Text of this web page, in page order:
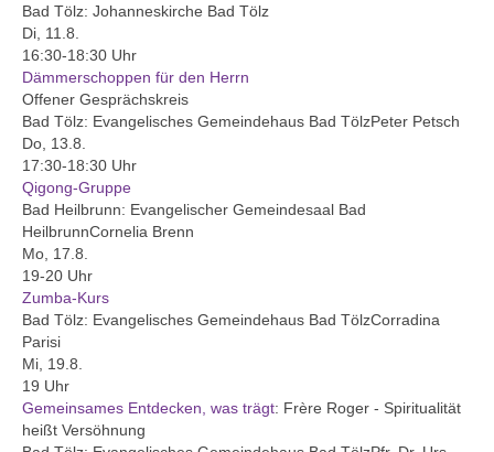
Kita-Träger-Assistenz
Dekanatsbüro
Hausmeister und Mesnerinnen
Soziale Beratung
Kirchenvorstand
Beauftragungen
Protokolle
Johanneskirche Bad Tölz
Bad Tölz: Johanneskirche Bad Tölz
Di, 11.8.
16:30-18:30 Uhr
Dämmerschoppen für den Herrn
Offener Gesprächskreis
Bad Tölz: Evangelisches Gemeindehaus Bad TölzPeter Petsch
Do, 13.8.
17:30-18:30 Uhr
Qigong-Gruppe
Bad Heilbrunn: Evangelischer Gemeindesaal Bad
HeilbrunnCornelia Brenn
Mo, 17.8.
19-20 Uhr
Zumba-Kurs
Bad Tölz: Evangelisches Gemeindehaus Bad TölzCorradina
Parisi
Mi, 19.8.
19 Uhr
Gemeinsames Entdecken, was trägt: Frère Roger - Spiritualität
heißt Versöhnung